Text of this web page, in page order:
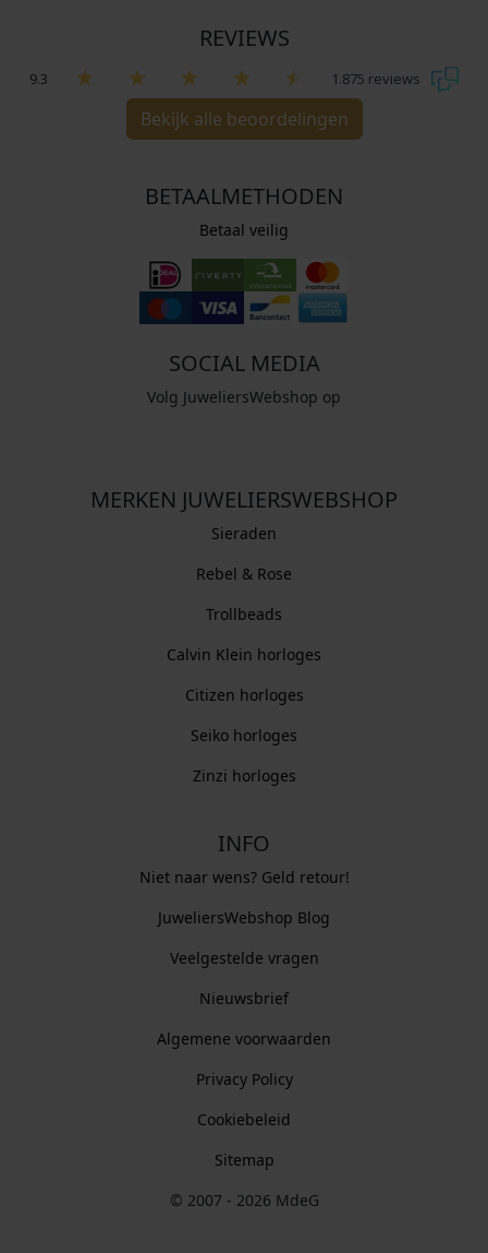
REVIEWS
9.3 1.875 reviews
Bekijk alle beoordelingen
BETAALMETHODEN
Betaal veilig
SOCIAL MEDIA
Volg JuweliersWebshop op
MERKEN JUWELIERSWEBSHOP
Sieraden
Rebel & Rose
Trollbeads
Calvin Klein horloges
Citizen horloges
Seiko horloges
Zinzi horloges
INFO
Niet naar wens? Geld retour!
JuweliersWebshop Blog
Veelgestelde vragen
Nieuwsbrief
Algemene voorwaarden
Privacy Policy
Cookiebeleid
Sitemap
© 2007 - 2026 MdeG